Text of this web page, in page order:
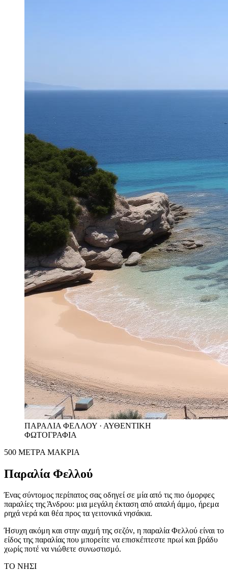
ΠΑΡΑΛΙΑ ΦΕΛΛΟΥ · ΑΥΘΕΝΤΙΚΗ
ΦΩΤΟΓΡΑΦΙΑ
500 ΜΕΤΡΑ ΜΑΚΡΙΑ
Παραλία Φελλού
Ένας σύντομος περίπατος σας οδηγεί σε μία από τις πιο όμορφες
παραλίες της Άνδρου: μια μεγάλη έκταση από απαλή άμμο, ήρεμα
ρηχά νερά και θέα προς τα γειτονικά νησάκια.
Ήσυχη ακόμη και στην αιχμή της σεζόν, η παραλία Φελλού είναι το
είδος της παραλίας που μπορείτε να επισκέπτεστε πρωί και βράδυ
χωρίς ποτέ να νιώθετε συνωστισμό.
ΤΟ ΝΗΣΙ